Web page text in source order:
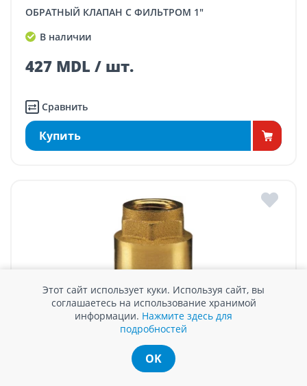
ОБРАТНЫЙ КЛАПАН С ФИЛЬТРОМ 1"
В наличии
427 MDL / шт.
Сравнить
Купить
ОБРАТНЫЙ КЛАПАН ПРУЖИННЫЙ, BIANCHI, 3/4"
Этот сайт использует куки. Используя сайт, вы
соглашаетесь на использование хранимой
информации. Нажмите здесь для
подробностей
OK